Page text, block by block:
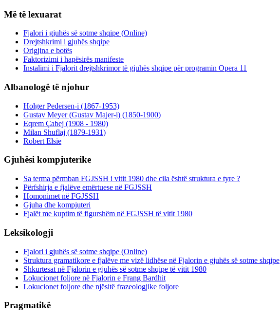
Më të lexuarat
Fjalori i gjuhës së sotme shqipe (Online)
Drejtshkrimi i gjuhës shqipe
Origjina e botës
Faktorizimi i hapësirës manifeste
Instalimi i Fjalorit drejtshkrimor të gjuhës shqipe për programin Opera 11
Albanologë të njohur
Holger Pedersen-i (1867-1953)
Gustav Meyer (Gustav Majer-i) (1850-1900)
Eqrem Çabej (1908 - 1980)
Milan Shuflaj (1879-1931)
Robert Elsie
Gjuhësi kompjuterike
Sa terma përmban FGJSSH i vitit 1980 dhe cila është struktura e tyre ?
Përfshirja e fjalëve emërtuese në FGJSSH
Homonimet në FGJSSH
Gjuha dhe kompjuteri
Fjalët me kuptim të figurshëm në FGJSSH të vitit 1980
Leksikologji
Fjalori i gjuhës së sotme shqipe (Online)
Struktura gramatikore e fjalëve me vizë lidhëse në Fjalorin e gjuhës së sotme shqipe
Shkurtesat në Fjalorin e gjuhës së sotme shqipe të vitit 1980
Lokucionet foljore në Fjalorin e Frang Bardhit
Lokucionet foljore dhe njësitë frazeologjike foljore
Pragmatikë